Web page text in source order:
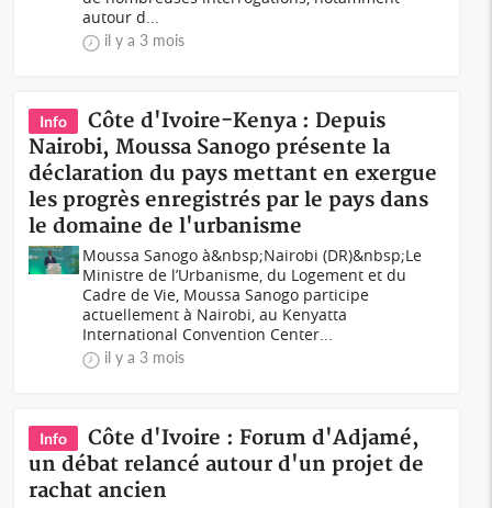
autour d...
il y a 3 mois
Info
Côte d'Ivoire-Kenya : Depuis
Nairobi, Moussa Sanogo présente la
déclaration du pays mettant en exergue
les progrès enregistrés par le pays dans
le domaine de l'urbanisme
Moussa Sanogo à&nbsp;Nairobi (DR)&nbsp;Le
Ministre de l’Urbanisme, du Logement et du
Cadre de Vie, Moussa Sanogo participe
actuellement à Nairobi, au Kenyatta
International Convention Center...
il y a 3 mois
Info
Côte d'Ivoire : Forum d'Adjamé,
un débat relancé autour d'un projet de
rachat ancien